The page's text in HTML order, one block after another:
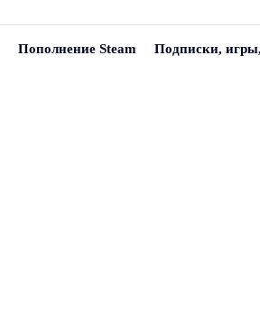
Пополнение Steam Подписки,